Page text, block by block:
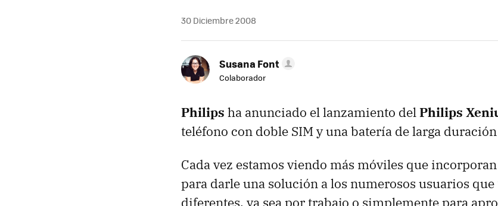
30 Diciembre 2008
Susana Font
Colaborador
Philips ha anunciado el lanzamiento delPhilips
teléfono con doble SIMy una batería de larga
Cada vez estamos viendo más móviles que
para darle una solución a los numerosos usuarios
diferentes, ya sea por trabajo o simplemente para